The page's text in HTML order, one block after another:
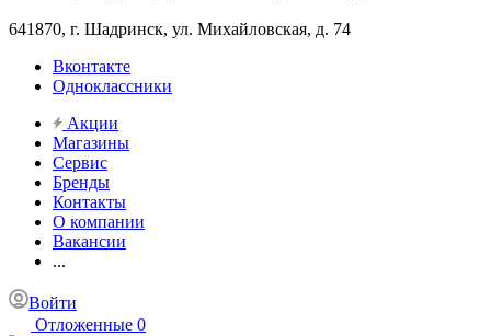
641870, г. Шадринск, ул. Михайловская, д. 74
Вконтакте
Одноклассники
Акции
Магазины
Сервис
Бренды
Контакты
О компании
Вакансии
...
Войти
Отложенные 0